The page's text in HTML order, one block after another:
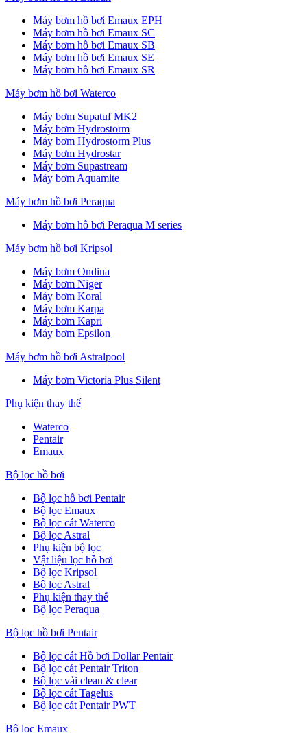
Máy bơm hồ bơi Emaux EPH
Máy bơm hồ bơi Emaux SC
Máy bơm hồ bơi Emaux SB
Máy bơm hồ bơi Emaux SE
Máy bơm hồ bơi Emaux SR
Máy bơm hồ bơi Waterco
Máy bơm Supatuf MK2
Máy bơm Hydrostorm
Máy bơm Hydrostorm Plus
Máy bơm Hydrostar
Máy bơm Supastream
Máy bơm Aquamite
Máy bơm hồ bơi Peraqua
Máy bơm hồ bơi Peraqua M series
Máy bơm hồ bơi Kripsol
Máy bơm Ondina
Máy bơm Niger
Máy bơm Koral
Máy bơm Karpa
Máy bơm Kapri
Máy bơm Epsilon
Máy bơm hồ bơi Astralpool
Máy bơm Victoria Plus Silent
Phụ kiện thay thế
Waterco
Pentair
Emaux
Bộ lọc hồ bơi
Bộ lọc hồ bơi Pentair
Bộ lọc Emaux
Bộ lọc cát Waterco
Bộ lọc Astral
Phụ kiện bộ lọc
Vật liệu lọc hồ bơi
Bộ lọc Kripsol
Bộ lọc Astral
Phụ kiện thay thế
Bộ lọc Peraqua
Bộ lọc hồ bơi Pentair
Bộ lọc cát Hồ bơi Dollar Pentair
Bộ lọc cát Pentair Triton
Bộ lọc vải clean & clear
Bộ lọc cát Tagelus
Bộ lọc cát Pentair PWT
Bộ lọc Emaux